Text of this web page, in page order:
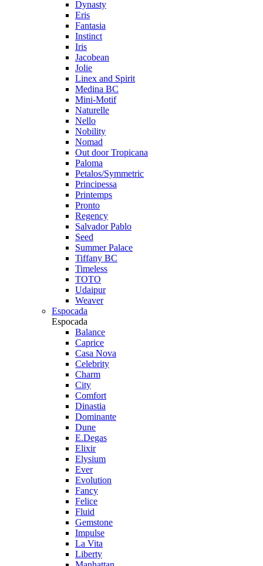
Dynasty
Eris
Fantasia
Instinct
Iris
Jacobean
Jolie
Linex and Spirit
Medina BC
Mini-Motif
Naturelle
Nello
Nobility
Nomad
Out door Tropicana
Paloma
Petalos/Symmetric
Principessa
Printemps
Pronto
Regency
Salvador Pablo
Seed
Summer Palace
Tiffany BC
Timeless
TOTO
Udaipur
Weaver
Espocada
Espocada
Balance
Caprice
Casa Nova
Celebrity
Charm
City
Comfort
Dinastia
Dominante
Dune
E.Degas
Elixir
Elysium
Ever
Evolution
Fancy
Felice
Fluid
Gemstone
Impulse
La Vita
Liberty